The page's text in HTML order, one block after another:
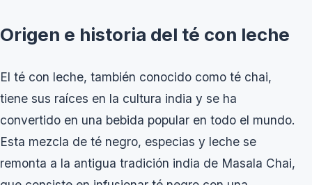
Origen e historia del té con leche
El té con leche, también conocido como té chai,
tiene sus raíces en la cultura india y se ha
convertido en una bebida popular en todo el mundo.
Esta mezcla de té negro, especias y leche se
remonta a la antigua tradición india de Masala Chai,